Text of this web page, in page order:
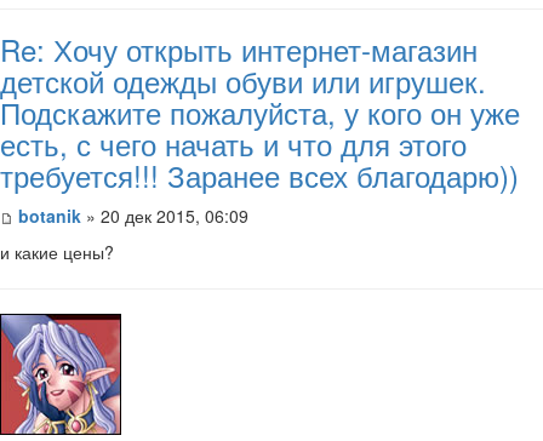
Re: Хочу открыть интернет-магазин
детской одежды обуви или игрушек.
Подскажите пожалуйста, у кого он уже
есть, с чего начать и что для этого
требуется!!! Заранее всех благодарю))
botanik » 20 дек 2015, 06:09
и какие цены?